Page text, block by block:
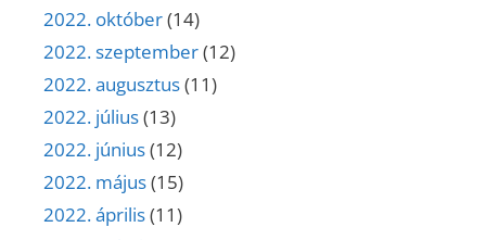
2022. október(14)
2022. szeptember(12)
2022. augusztus(11)
2022. július(13)
2022. június(12)
2022. május(15)
2022. április(11)